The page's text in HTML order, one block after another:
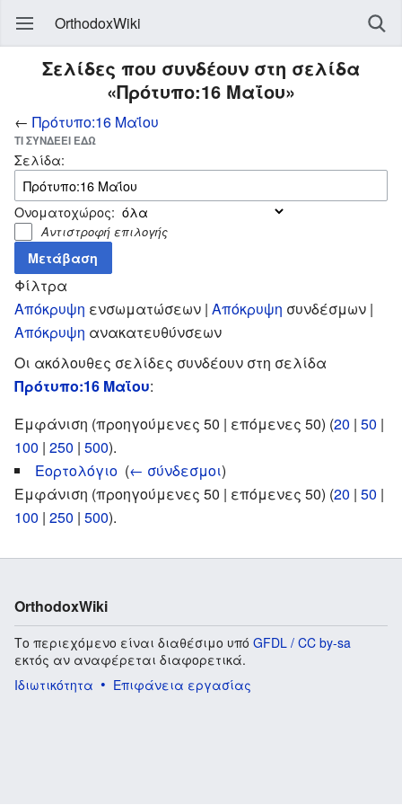
OrthodoxWiki
Σελίδες που συνδέουν στη σελίδα
«Πρότυπο:16 Μαΐου»
← Πρότυπο:16 Μαΐου
ΤΙ ΣΥΝΔΈΕΙ ΕΔΏ
Σελίδα:
Ονοματοχώρος:
Αντιστροφή επιλογής
Φίλτρα
Απόκρυψη ενσωματώσεων | Απόκρυψη συνδέσμων |
Απόκρυψη ανακατευθύνσεων
Οι ακόλουθες σελίδες συνδέουν στη σελίδα
Πρότυπο:16 Μαΐου:
Εμφάνιση (προηγούμενες 50 | επόμενες 50) (20 | 50 |
100 | 250 | 500).
Εορτολόγιο (← σύνδεσμοι)
Εμφάνιση (προηγούμενες 50 | επόμενες 50) (20 | 50 |
100 | 250 | 500).
OrthodoxWiki
Το περιεχόμενο είναι διαθέσιμο υπό GFDL / CC by-sa
εκτός αν αναφέρεται διαφορετικά.
Ιδιωτικότητα
Επιφάνεια εργασίας